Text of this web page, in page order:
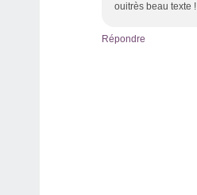
ouitrès beau texte !
Répondre